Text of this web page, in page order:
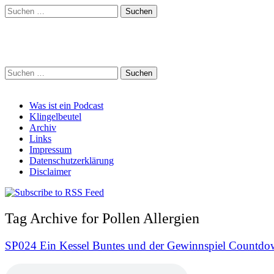
Suchen
nach:
Suchen
nach:
Main
menu
Skip
content
Was ist ein Podcast
Klingelbeutel
Archiv
Links
Impressum
Datenschutzerklärung
Disclaimer
Tag Archive for Pollen Allergien
SP024 Ein Kessel Buntes und der Gewinnspiel